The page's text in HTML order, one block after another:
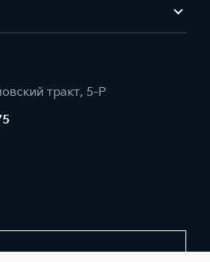
тракт, 5-Р
звонок